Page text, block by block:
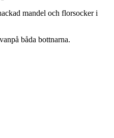
mandel och florsocker i
båda bottnarna.